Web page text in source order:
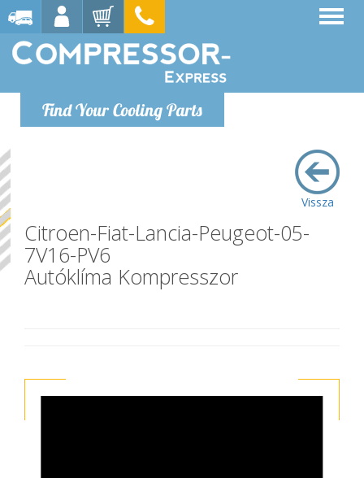
Find Your Cooling Parts
Vissza
Citroen-Fiat-Lancia-Peugeot-05-
7V16-PV6
Autóklíma Kompresszor